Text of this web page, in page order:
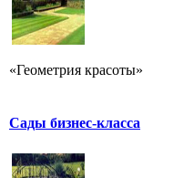
«Геометрия красоты»
Сады бизнес-класса